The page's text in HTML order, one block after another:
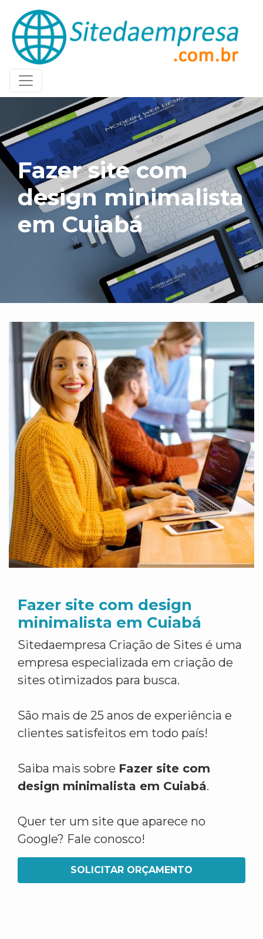
Fazer site com
design minimalista
em Cuiabá
Fazer site com design
minimalista em Cuiabá
Sitedaempresa Criação de Sites é uma
empresa especializada em criação de
sites otimizados para busca.
São mais de 25 anos de experiência e
clientes satisfeitos em todo país!
Saiba mais sobre Fazer site com
design minimalista em Cuiabá.
Quer ter um site que aparece no
Google? Fale conosco!
SOLICITAR ORÇAMENTO